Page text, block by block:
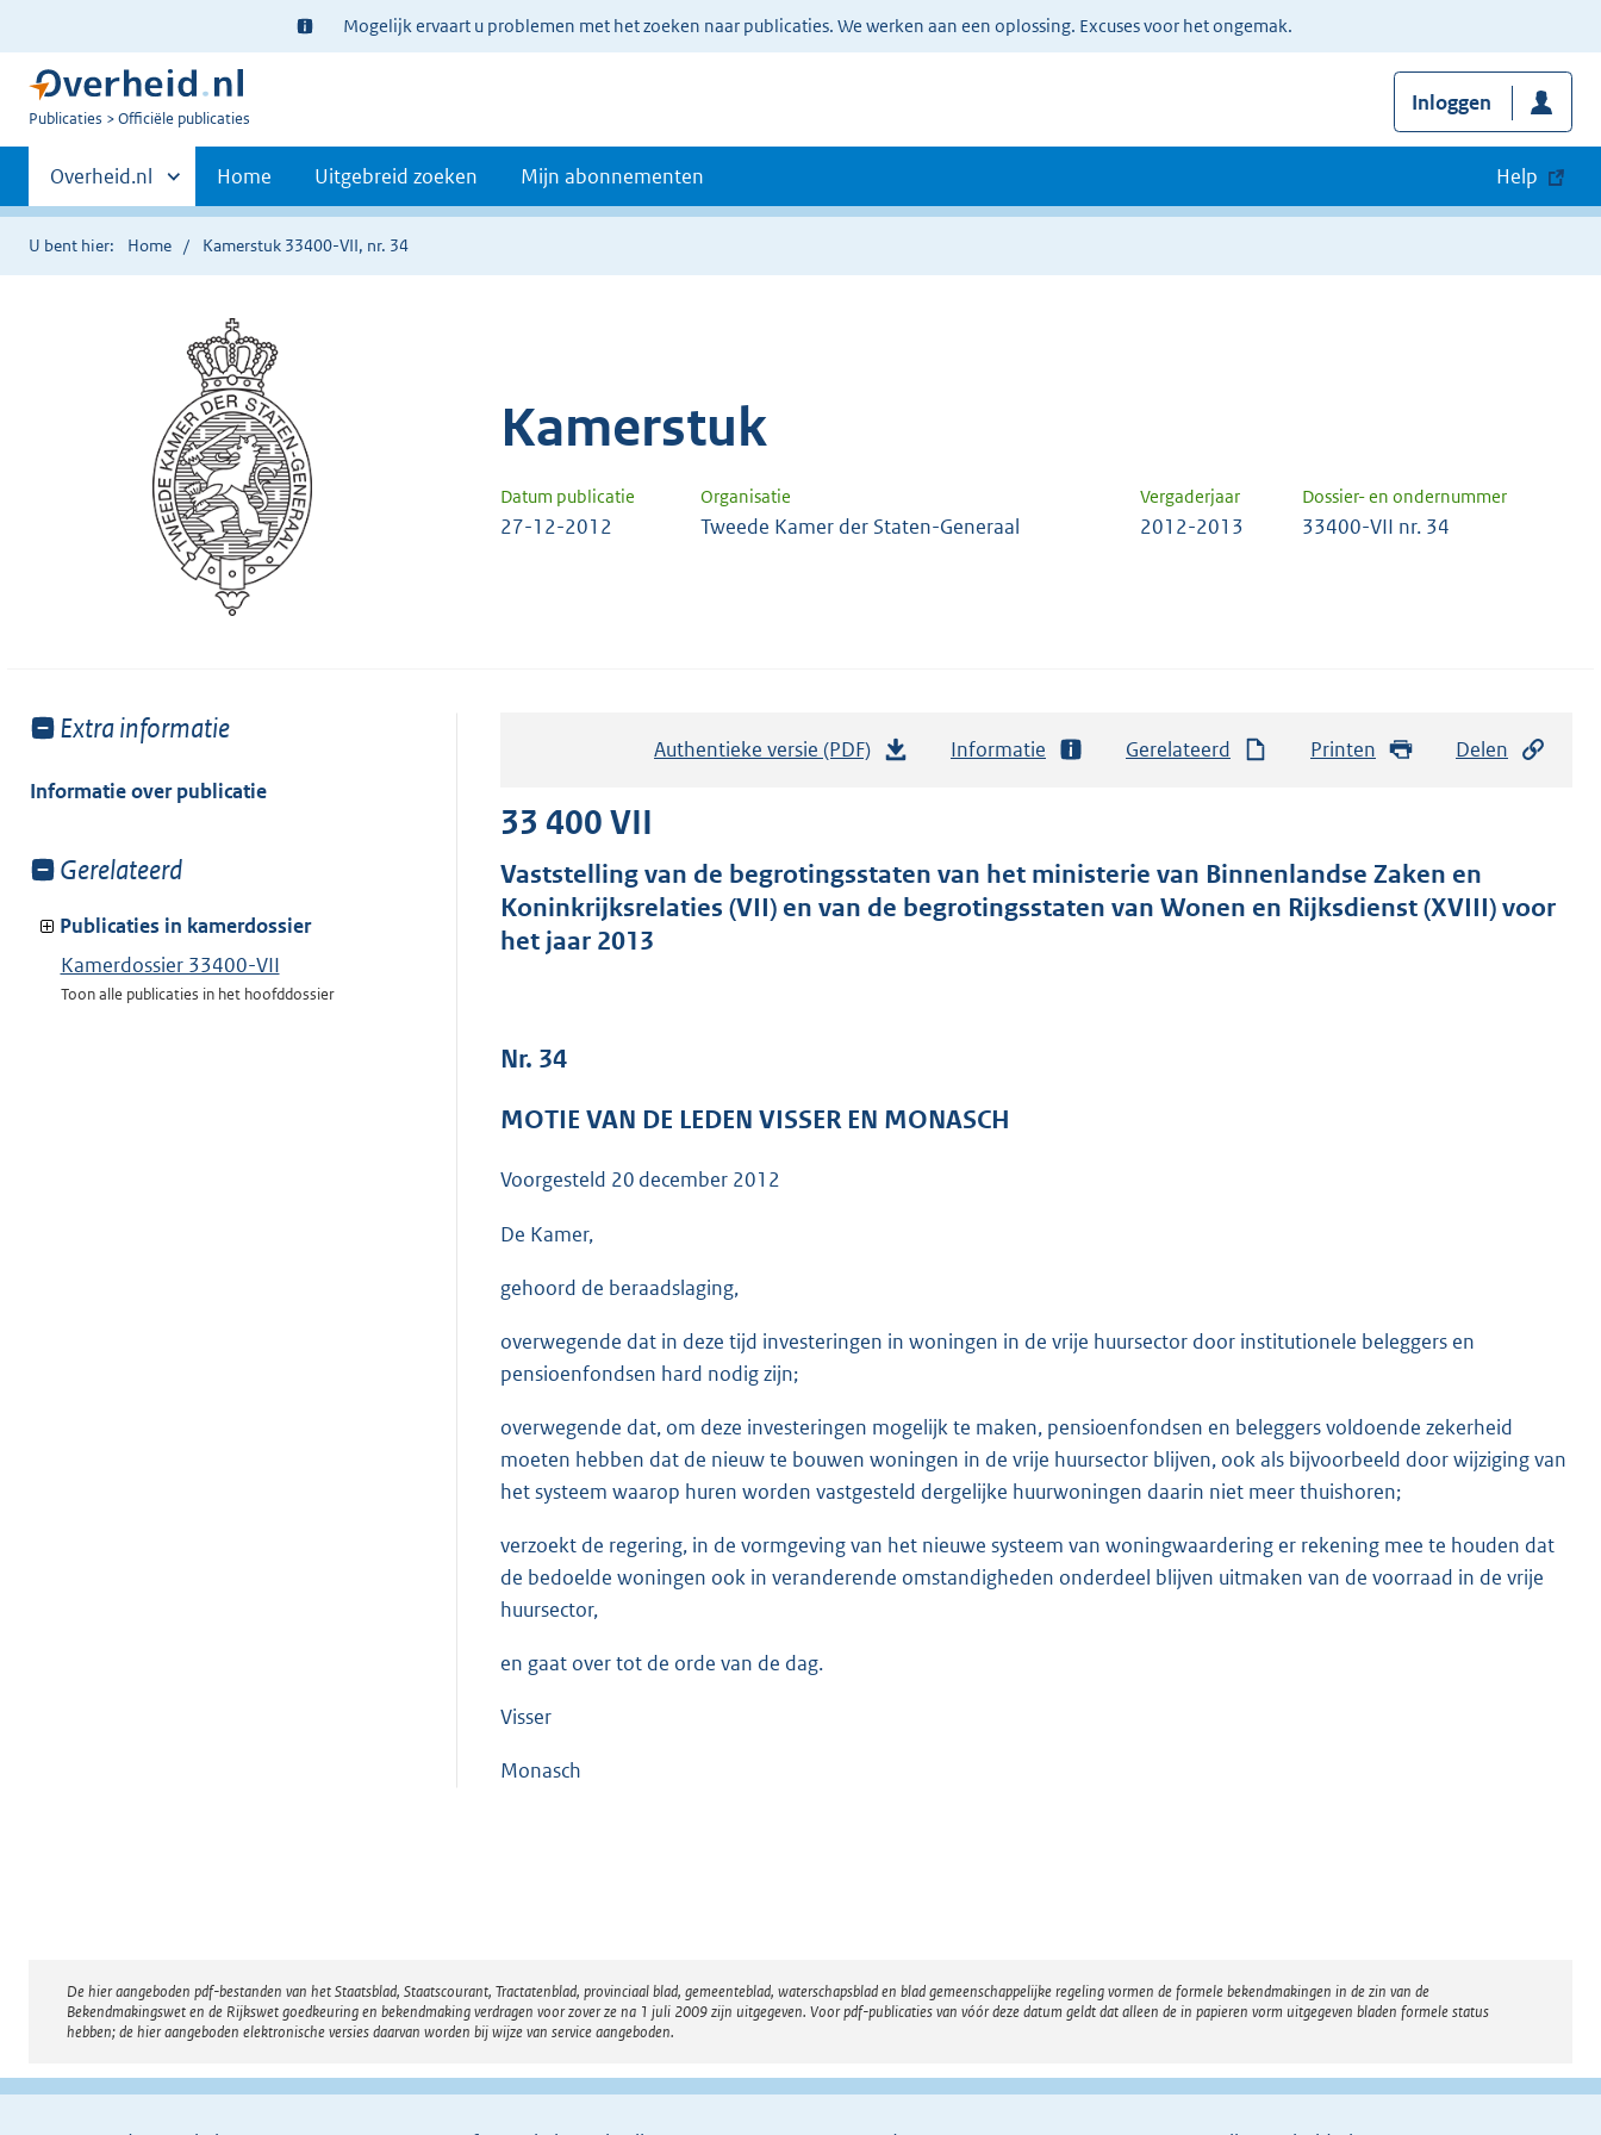
Ter
informatie:
Mogelijk ervaart u problemen met het zoeken naar publicaties. We werken aan een oplossing. Excuses voor het ongemak.
U
Publicaties Officiële publicaties
Inloggen
Primaire
navigatie
Andere
sites
binnen
Overheid.nl Home Uitgebreid zoeken Mijn abonnementen Help
U bent hier: Home Kamerstuk 33400-VII, nr. 34
Kamerstuk
Datum publicatie Organisatie Vergaderjaar Dossier- en ondernummer
27-12-2012 Tweede Kamer der Staten-Generaal 2012-2013 33400-VII nr. 34
Toon
van:
Extra informatie
Informatie over publicatie
Toon
van:
Gerelateerd
Publicaties in kamerdossier
Kamerdossier 33400-VII
Toon alle publicaties in het hoofddossier
Authentieke versie (PDF)
a
n
t
Informatie Gerelateerd Printen Delen
33 400 VII
Vaststelling van de begrotingsstaten van het ministerie van Binnenlandse Zaken en
Koninkrijksrelaties (VII) en van de begrotingsstaten van Wonen en Rijksdienst (XVIII) voor
het jaar 2013
Nr. 34
MOTIE VAN DE LEDEN VISSER EN MONASCH
Voorgesteld 20 december 2012
De Kamer,
gehoord de beraadslaging,
overwegende dat in deze tijd investeringen in woningen in de vrije huursector door institutionele beleggers en
pensioenfondsen hard nodig zijn;
overwegende dat, om deze investeringen mogelijk te maken, pensioenfondsen en beleggers voldoende zekerheid
moeten hebben dat de nieuw te bouwen woningen in de vrije huursector blijven, ook als bijvoorbeeld door wijziging van
het systeem waarop huren worden vastgesteld dergelijke huurwoningen daarin niet meer thuishoren;
verzoekt de regering, in de vormgeving van het nieuwe systeem van woningwaardering er rekening mee te houden dat
de bedoelde woningen ook in veranderende omstandigheden onderdeel blijven uitmaken van de voorraad in de vrije
huursector,
en gaat over tot de orde van de dag.
Visser
Monasch
Disclaimer
De hier aangeboden pdf-bestanden van het Staatsblad, Staatscourant, Tractatenblad, provinciaal blad, gemeenteblad, waterschapsblad en blad gemeenschappelijke regeling vormen de formele bekendmakingen in de zin van de
Bekendmakingswet en de Rijkswet goedkeuring en bekendmaking verdragen voor zover ze na 1 juli 2009 zijn uitgegeven. Voor pdf-publicaties van vóór deze datum geldt dat alleen de in papieren vorm uitgegeven bladen formele status
hebben; de hier aangeboden elektronische versies daarvan worden bij wijze van service aangeboden.